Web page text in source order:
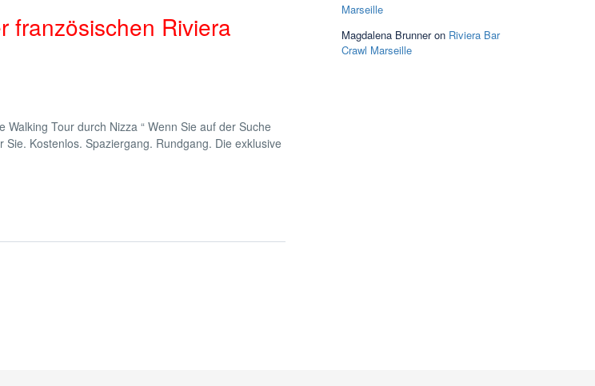
französischen Riviera
Tour durch Nizza “ Wenn Sie auf der Suche
Kostenlos. Spaziergang. Rundgang. Die exklusive
Marseille
Magdalena Brunneron Riviera Bar
Crawl Marseille